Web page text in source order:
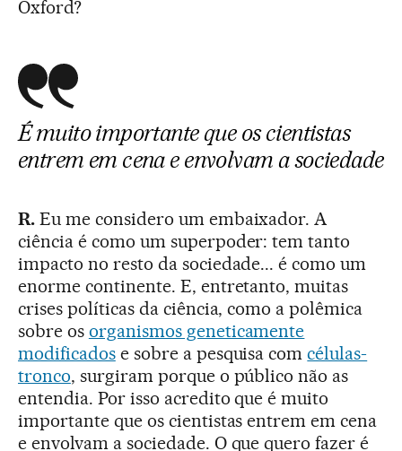
Oxford?
É muito importante que os cientistas
entrem em cena e envolvam a sociedade
R.Eu me considero um embaixador. A
ciência é como um superpoder: tem tanto
impacto no resto da sociedade... é como um
enorme continente. E, entretanto, muitas
crises políticas da ciência, como a polêmica
sobre os organismos geneticamente
modificadose sobre a pesquisa comcélulas-
tronco, surgiram porque o público não as
entendia. Por isso acredito que é muito
importante que os cientistas entrem em cena
e envolvam a sociedade. O que quero fazer é